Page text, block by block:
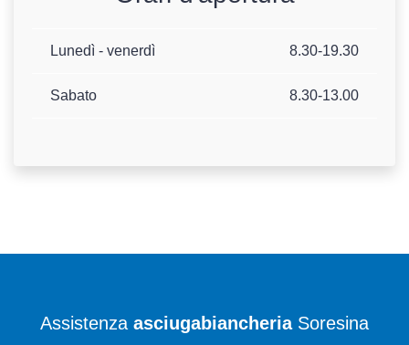
Lunedì - venerdì 8.30-19.30
Sabato 8.30-13.00
Assistenza asciugabiancheriaSoresina